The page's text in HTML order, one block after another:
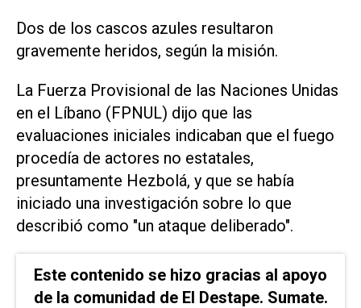
Dos ‌de los cascos azules resultaron
⁠gravemente heridos, según ⁠la misión.
La Fuerza Provisional de las Naciones Unidas
en el Líbano (FPNUL) dijo que las
⁠evaluaciones iniciales indicaban que el ​fuego
procedía de actores no ‌estatales,
presuntamente Hezbolá, ‌y que se había
iniciado una ⁠investigación sobre lo que
describió como "un ataque deliberado".
Este contenido se hizo gracias al apoyo
de la comunidad de El Destape. Sumate.